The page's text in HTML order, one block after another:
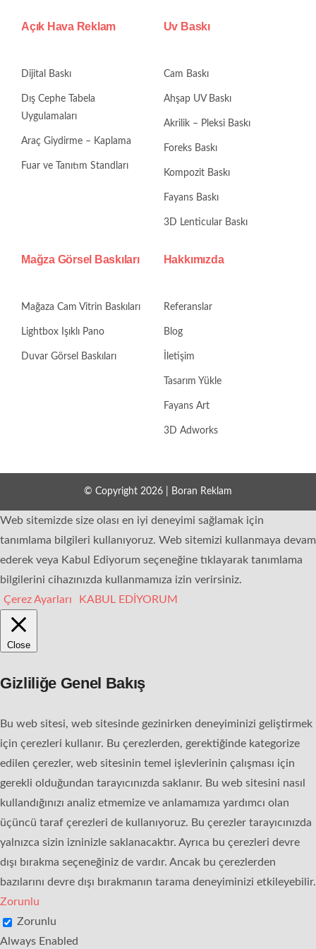
Açık Hava Reklam
Dijital Baskı
Dış Cephe Tabela
Uygulamaları
Araç Giydirme – Kaplama
Fuar ve Tanıtım Standları
Uv Baskı
Cam Baskı
Ahşap UV Baskı
Akrilik – Pleksi Baskı
Foreks Baskı
Kompozit Baskı
Fayans Baskı
3D Lenticular Baskı
Mağza Görsel Baskıları
Mağaza Cam Vitrin Baskıları
Lightbox Işıklı Pano
Duvar Görsel Baskıları
Hakkımızda
Referanslar
Blog
İletişim
Tasarım Yükle
Fayans Art
3D Adworks
© Copyright 2026 | Boran Reklam
Web sitemizde size olası en iyi deneyimi sağlamak için
tanımlama bilgileri kullanıyoruz. Web sitemizi kullanmaya devam
ederek veya Kabul Ediyorum seçeneğine tıklayarak tanımlama
bilgilerini cihazınızda kullanmamıza izin verirsiniz.
Çerez Ayarları
KABUL EDİYORUM
Close
Gizliliğe Genel Bakış
Bu web sitesi, web sitesinde gezinirken deneyiminizi geliştirmek
için çerezleri kullanır. Bu çerezlerden, gerektiğinde kategorize
edilen çerezler, web sitesinin temel işlevlerinin çalışması için
gerekli olduğundan tarayıcınızda saklanır. Bu web sitesini nasıl
kullandığınızı analiz etmemize ve anlamamıza yardımcı olan
üçüncü taraf çerezleri de kullanıyoruz. Bu çerezler tarayıcınızda
yalnızca sizin izninizle saklanacaktır. Ayrıca bu çerezleri devre
dışı bırakma seçeneğiniz de vardır. Ancak bu çerezlerden
bazılarını devre dışı bırakmanın tarama deneyiminizi etkileyebilir.
Zorunlu
Zorunlu
Always Enabled